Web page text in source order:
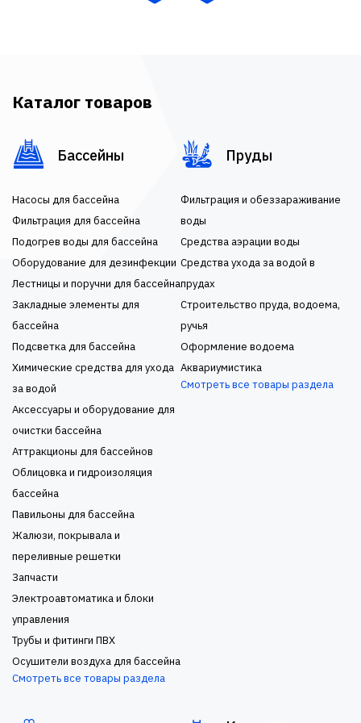
Каталог товаров
Бассейны
Насосы для бассейна
Фильтрация для бассейна
Подогрев воды для бассейна
Оборудование для дезинфекции
Лестницы и поручни для бассейна
Закладные элементы для
бассейна
Подсветка для бассейна
Химические средства для ухода
за водой
Аксессуары и оборудование для
очистки бассейна
Аттракционы для бассейнов
Облицовка и гидроизоляция
бассейна
Павильоны для бассейна
Жалюзи, покрывала и
переливные решетки
Запчасти
Электроавтоматика и блоки
управления
Трубы и фитинги ПВХ
Осушители воздуха для бассейна
Смотреть все товары раздела
Пруды
Фильтрация и обеззараживание
воды
Средства аэрации воды
Средства ухода за водой в
прудах
Строительство пруда, водоема,
ручья
Оформление водоема
Аквариумистика
Смотреть все товары раздела